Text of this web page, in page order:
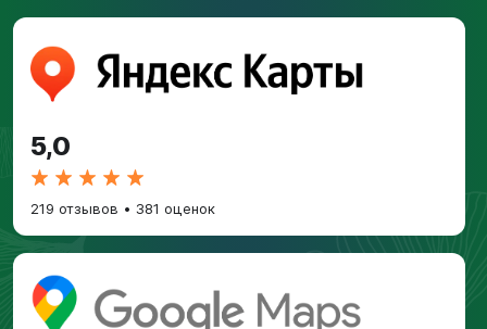
5,0
219 отзывов • 381 оценок